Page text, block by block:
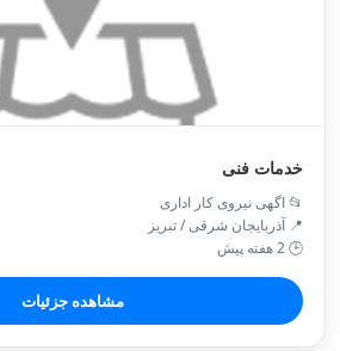
خدمات فنی
📂 اگهی نیروی کار اداری
📍 آذربایجان شرقی / تبريز
🕒 2 هفته پیش
مشاهده جزئیات